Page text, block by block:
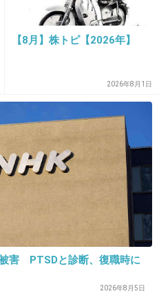
い…
+36
【8月】株トピ【2026年】
2026年8月1日
害 PTSDと診断、復職時に
2026年8月5日